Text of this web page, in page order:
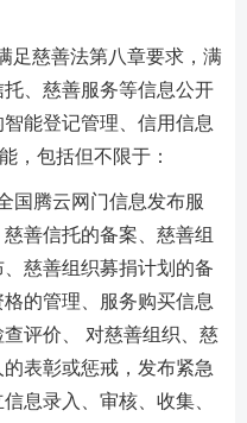
足慈善法第八章要求，满
、慈善服务等信息公开
能登记管理、信用信息
，包括但不限于：
国腾云网门信息发布服
善信托的备案、慈善组
慈善组织募捐计划的备
的管理、服务购买信息
评价、 对慈善组织、慈
表彰或惩戒，发布紧急
息录入、审核、收集、